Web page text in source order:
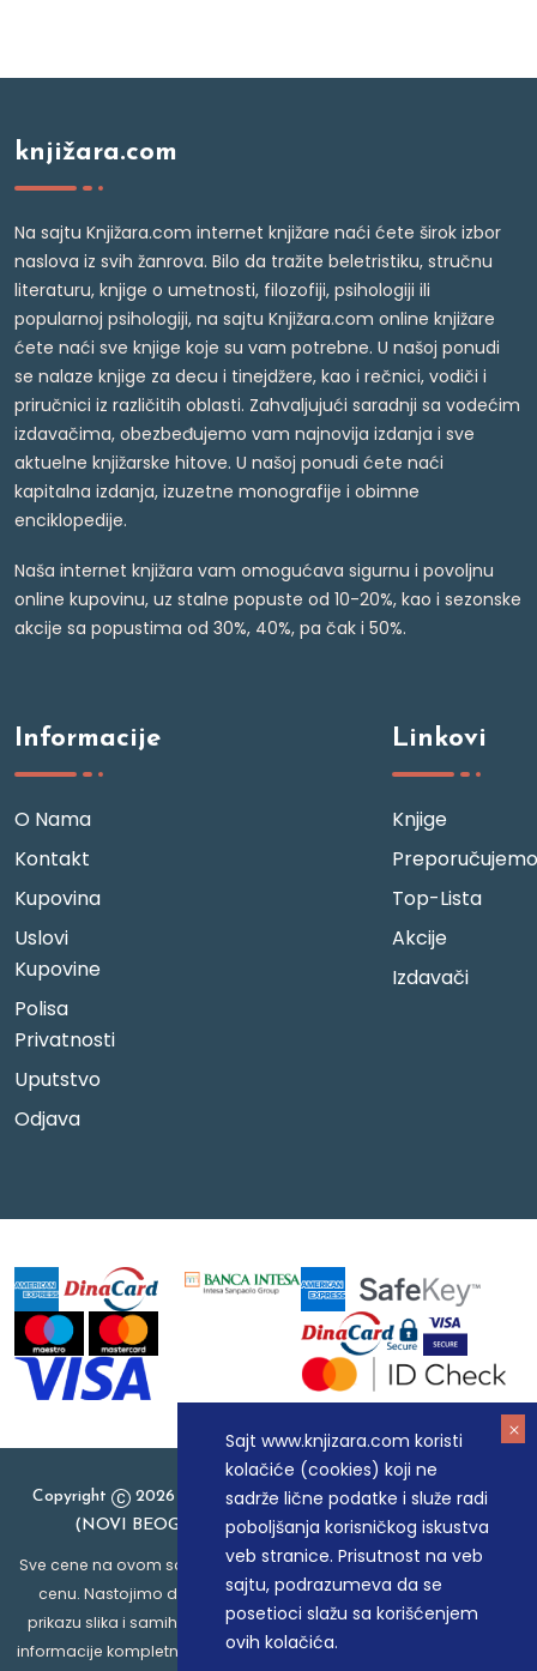
Sajt www.knjizara.com koristi
kolačiće (cookies) koji ne
sadrže lične podatke i služe radi
poboljšanja korisničkog iskustva
veb stranice. Prisutnost na veb
sajtu, podrazumeva da se
posetioci slažu sa korišćenjem
ovih kolačića.
knjižara.com
Na sajtu Knjižara.com internet knjižare naći ćete širok izbor
naslova iz svih žanrova. Bilo da tražite beletristiku, stručnu
literaturu, knjige o umetnosti, filozofiji, psihologiji ili
popularnoj psihologiji, na sajtu Knjižara.com online knjižare
ćete naći sve knjige koje su vam potrebne. U našoj ponudi
se nalaze knjige za decu i tinejdžere, kao i rečnici, vodiči i
priručnici iz različitih oblasti. Zahvaljujući saradnji sa vodećim
izdavačima, obezbeđujemo vam najnovija izdanja i sve
aktuelne knjižarske hitove. U našoj ponudi ćete naći
kapitalna izdanja, izuzetne monografije i obimne
enciklopedije.
Naša internet knjižara vam omogućava sigurnu i povoljnu
online kupovinu, uz stalne popuste od 10-20%, kao i sezonske
akcije sa popustima od 30%, 40%, pa čak i 50%.
Informacije
O Nama
Kontakt
Kupovina
Uslovi
Kupovine
Polisa
Privatnosti
Uputstvo
Odjava
Linkovi
Knjige
Preporučujemo
Top-Lista
Akcije
Izdavači
Copyright
2026 Knjizara.com - MAKART DOO BEOGRAD
(NOVI BEOGRAD), PIB: 105184104, MB: 20337524
Sve cene na ovom sajtu iskazane su u dinarima. PDV je uračunat u
cenu. Nastojimo da budemo što precizniji u opisu proizvoda,
prikazu slika i samih cena, ali ne možemo garantovati da su sve
informacije kompletne i bez grešaka. Svi artikli prikazani na sajtu su